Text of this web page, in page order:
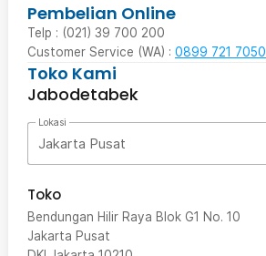
Pembelian Online
Telp : (021) 39 700 200
Customer Service (WA) : 0899 721 7050
Toko Kami
Jabodetabek
Lokasi
Jakarta Pusat
Toko
Bendungan Hilir Raya Blok G1 No. 10
Jakarta Pusat